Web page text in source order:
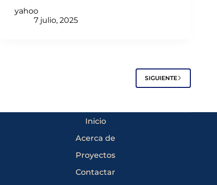
yahoo
7 julio, 2025
SIGUIENTE
Inicio
Acerca de
Proyectos
Contactar